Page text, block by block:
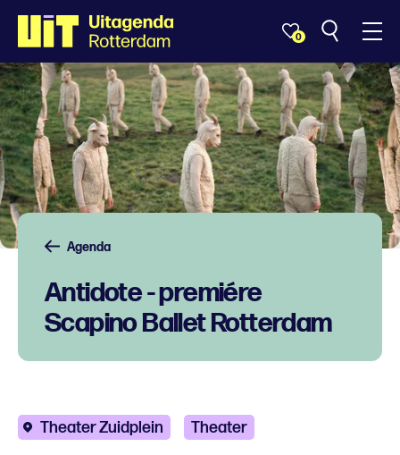
0
Agenda
Antidote - premiére
Scapino Ballet Rotterdam
Theater Zuidplein Theater